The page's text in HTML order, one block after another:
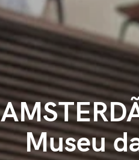
Museu